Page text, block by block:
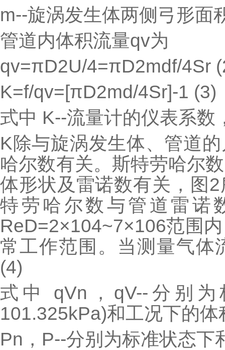
m--旋涡发生体两侧弓形面
管道内体积流量qv为
qv=πD2U/4=πD2mdf/4Sr
K=f/qv=[πD2md/4Sr]-1 (3)
式中 K--流量计的仪表系数
K除与旋涡发生体、管道
哈尔数有关。斯特劳哈尔
体形状及雷诺数有关，图
特劳哈尔数与管道雷诺
ReD=2×104~7×106范围
常工作范围。当测量气体
(4)
式中 qVn，qV--分别
101.325kPa)和工况下的
Pn，P--分别为标准状态下